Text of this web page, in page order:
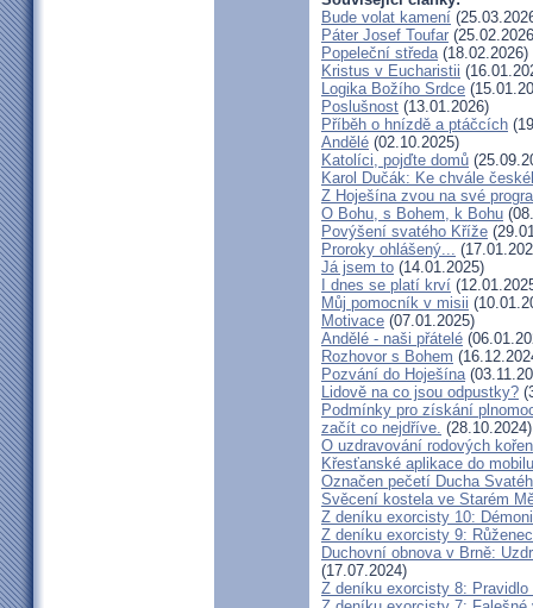
Bude volat kamení
Páter Josef Toufar
Popeleční středa(18.02.2026)
Kristus v Eucharistii
Logika Božího Srdce
Poslušnost (13.01.2026)
Příběh o hnízdě a ptáčcích
Andělé (02.10.2025)
Katolíci, pojďte domů
Karol Dučák: Ke chvále
Z Hoješína zvou na své
O Bohu, s Bohem, k Bohu
Povýšení svatého Kříže
Proroky ohlášený...
Já jsem to (14.01.2025)
I dnes se platí krví
Můj pomocník v misii
Motivace (07.01.2025)
Andělé - naši přátelé
Rozhovor s Bohem
Pozvání do Hoješína
Lidově na co jsou odpustky?
Podmínky pro získání
začít co nejdříve. (28.10.2024)
O uzdravování rodových
Křesťanské aplikace do mobilu
Označen pečetí Ducha
Svěcení kostela ve Starém
Z deníku exorcisty 10:
Z deníku exorcisty 9:
Duchovní obnova v Brně:
(17.07.2024)
Z deníku exorcisty 8: